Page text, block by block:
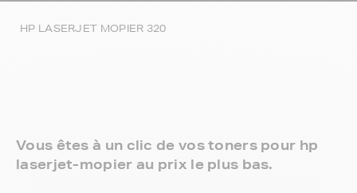
HP LASERJET MOPIER 320
Vous êtes à un clic de vos toners pour hp
laserjet-mopier au prix le plus bas.